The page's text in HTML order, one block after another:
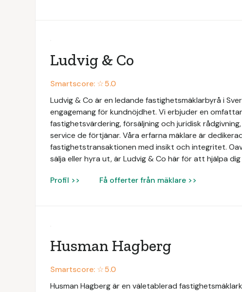
Ludvig & Co
Smartscore: ☆5.0
Ludvig & Co är en ledande fastighetsmäklarbyrå i
engagemang för kundnöjdhet. Vi erbjuder en
fastighetsvärdering, försäljning och juridisk
service de förtjänar. Våra erfarna mäklare är
fastighetstransaktionen med insikt och integritet.
sälja eller hyra ut, är Ludvig & Co här för att hjälpa dig
Profil >> Få offerter från mäklare >>
Husman Hagberg
Smartscore: ☆5.0
Husman Hagberg är en väletablerad